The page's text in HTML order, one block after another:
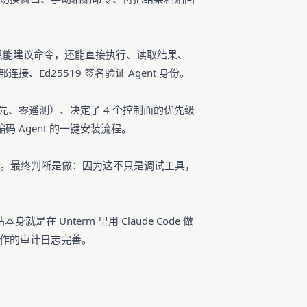
议命令，还能直接执行、读取结果、
接、Ed25519 签名验证 Agent 身份。
、零遥测）、决定了 4 个控制面的优先级
Agent 的一键安装流程。
终判断是做：因为这不只是调试工具，
身就是在 Unterm 里用 Claude Code 做
的审计日志完善。